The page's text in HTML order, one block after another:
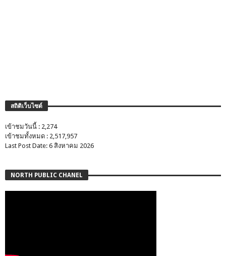
สถิติเว็บไซต์
เข้าชมวันนี้ : 2,274
เข้าชมทั้งหมด : 2,517,957
Last Post Date: 6 สิงหาคม 2026
NORTH PUBLIC CHANEL